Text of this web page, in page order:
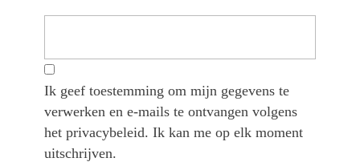
Ik geef toestemming om mijn gegevens te
verwerken en e-mails te ontvangen volgens
het privacybeleid. Ik kan me op elk moment
uitschrijven.